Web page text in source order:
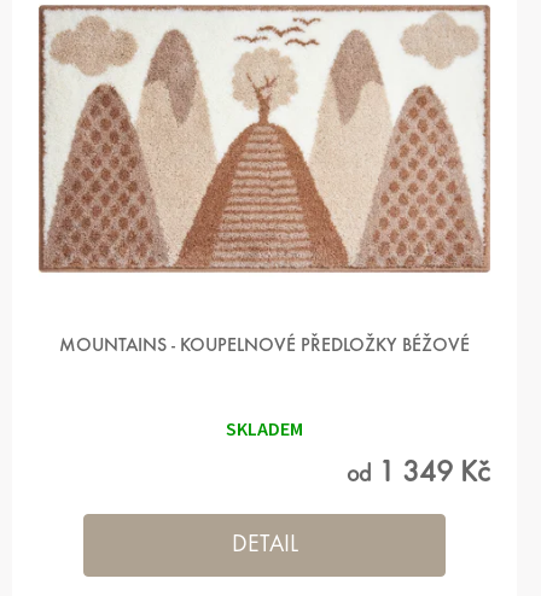
MOUNTAINS - KOUPELNOVÉ PŘEDLOŽKY BÉŽOVÉ
SKLADEM
od 1 349 Kč
DETAIL